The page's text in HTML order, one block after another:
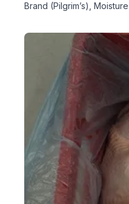
Brand (Pilgrim’s),